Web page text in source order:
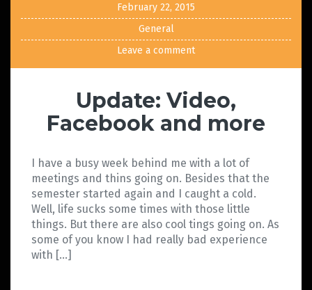
February 22, 2015
General
Leave a comment
Update: Video,
Facebook and more
I have a busy week behind me with a lot of
meetings and thins going on. Besides that the
semester started again and I caught a cold.
Well, life sucks some times with those little
things. But there are also cool tings going on. As
some of you know I had really bad experience
with […]